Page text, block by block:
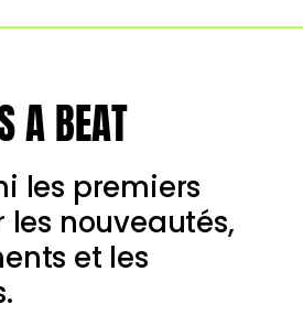
A BEAT
les premiers
nouveautés,
et les